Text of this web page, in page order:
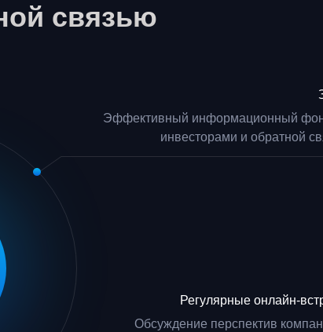
связью
Эффективный информационный
инвесторами и обратной
Обсуждение перспектив
Регулярные онлайн-